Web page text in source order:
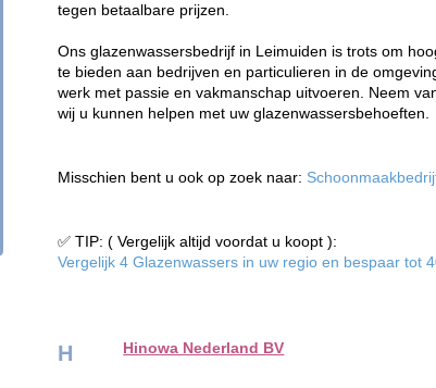
tegen betaalbare prijzen.
Ons glazenwassersbedrijf in Leimuiden is trots om
te bieden aan bedrijven en particulieren in de
werk met passie en vakmanschap uitvoeren. Neem
wij u kunnen helpen met uw glazenwassersbehoeften.
Misschien bent u ook op zoek naar:
✅ TIP: ( Vergelijk altijd voordat u koopt ):
Vergelijk 4 Glazenwassers in uw regio en bespaar tot
H Hinowa Nederland BV